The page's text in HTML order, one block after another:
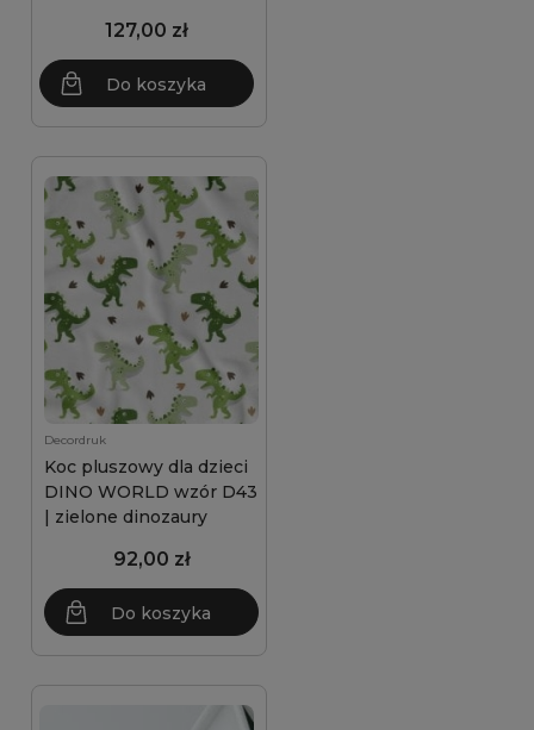
127,00 zł
Do koszyka
Decordruk
Koc pluszowy dla dzieci
DINO WORLD wzór D43
| zielone dinozaury
92,00 zł
Do koszyka